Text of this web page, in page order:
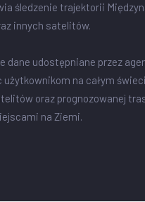
śledzenie trajektorii
innych satelitów.
dane udostępniane przez
użytkownikom na całym
oraz prognozowanej
na Ziemi.